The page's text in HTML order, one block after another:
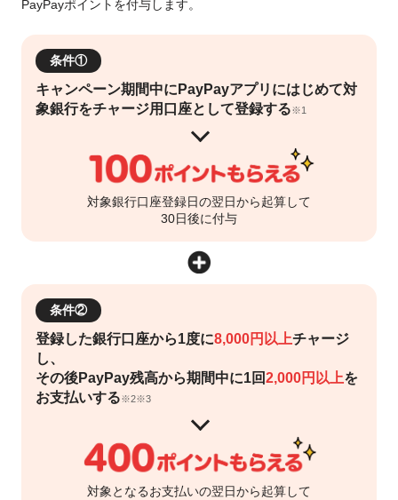
PayPayポイントを付与します。
条件①
キャンペーン期間中にPayPayアプリにはじめて対
象銀行をチャージ用口座として登録する※1
対象銀行口座登録日の翌日から起算して
30日後に付与
条件②
登録した銀行口座から1度に8,000円以上チャージ
し、
その後PayPay残高から期間中に1回2,000円以上を
お支払いする※2※3
対象となるお支払いの翌日から起算して